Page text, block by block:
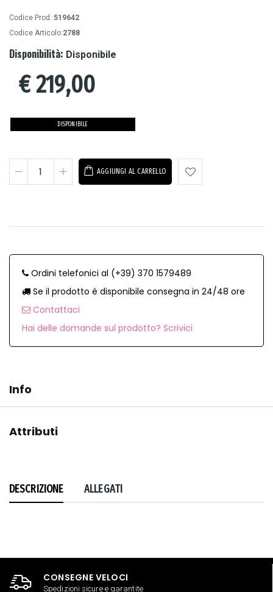
Codice Prod.:519642
Codice Articolo:2788
Disponibilità: Disponibile
€219,00
DISPONIBILE
AGGIUNGI AL CARRELLO
Ordini telefonici al (+39) 370 1579489
Se il prodotto è disponibile consegna in 24/48 ore
Contattaci
Hai delle domande sul prodotto? Scrivici
Info
Attributi
DESCRIZIONE ALLEGATI
CONSEGNE VELOCI
Spedizioni sicure e garantite